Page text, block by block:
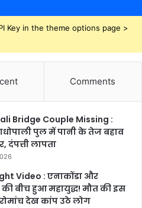
Key in the theme options page >
Comments
Bridge Couple Missing :
पुल में पानी के तेज बहाव
दंपत्ती लापता
Video : एनाकोंडा और
बीच हुआ महायुद्ध! मौत की इस
देख कांप उठे लोग